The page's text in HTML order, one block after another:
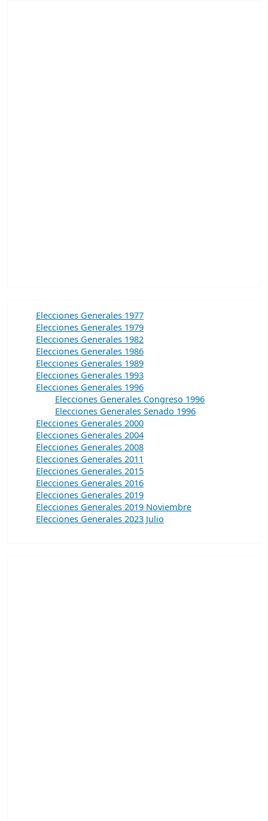
Elecciones Generales 1977
Elecciones Generales 1979
Elecciones Generales 1982
Elecciones Generales 1986
Elecciones Generales 1989
Elecciones Generales 1993
Elecciones Generales 1996
Elecciones Generales Congreso 1996
Elecciones Generales Senado 1996
Elecciones Generales 2000
Elecciones Generales 2004
Elecciones Generales 2008
Elecciones Generales 2011
Elecciones Generales 2015
Elecciones Generales 2016
Elecciones Generales 2019
Elecciones Generales 2019 Noviembre
Elecciones Generales 2023 Julio